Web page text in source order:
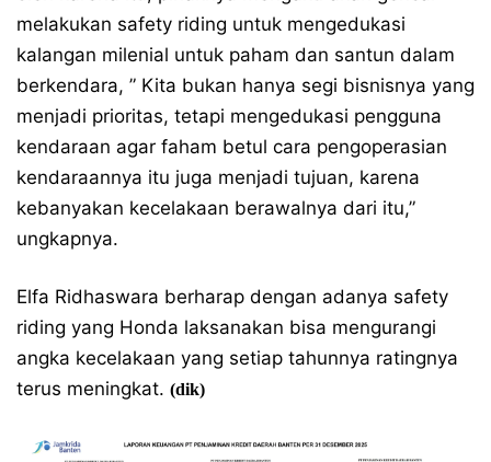
melakukan safety riding untuk mengedukasi
kalangan milenial untuk paham dan santun dalam
berkendara, ” Kita bukan hanya segi bisnisnya yang
menjadi prioritas, tetapi mengedukasi pengguna
kendaraan agar faham betul cara pengoperasian
kendaraannya itu juga menjadi tujuan, karena
kebanyakan kecelakaan berawalnya dari itu,”
ungkapnya.
Elfa Ridhaswara berharap dengan adanya safety
riding yang Honda laksanakan bisa mengurangi
angka kecelakaan yang setiap tahunnya ratingnya
terus meningkat. (dik)